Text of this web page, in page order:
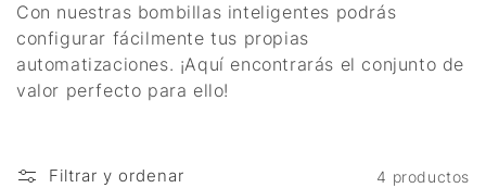
e
c
i
Con nuestras bombillas inteligentes podrás
configurar fácilmente tus propias
automatizaciones. ¡Aquí encontrarás el conjunto de
valor perfecto para ello!
Filtrar y ordenar 4 productos